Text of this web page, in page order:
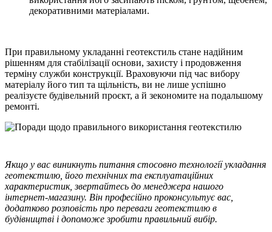
декоративними матеріалами.
При правильному укладанні геотекстиль стане надійним
рішенням для стабілізації основи, захисту і продовження
терміну служби конструкції. Враховуючи під час вибору
матеріалу його тип та щільність, ви не лише успішно
реалізуєте будівельний проєкт, а й зекономите на подальшому
ремонті.
Якщо у вас виникнуть питання стосовно технології укладання
геотекстилю, його технічних та експлуатаційних
характеристик, звертайтесь до менеджера нашого
інтернет-магазину. Він професійно проконсультує вас,
додатково розповість про переваги геотекстилю в
будівництві і допоможе зробити правильний вибір.